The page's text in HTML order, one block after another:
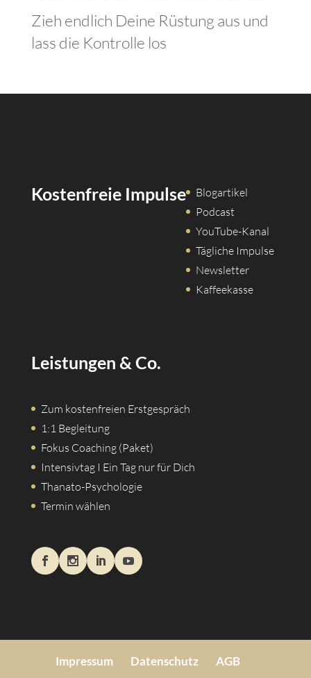
Zieh endlich Deine Rüstung aus und
lass die Kontrolle los
Kostenfreie Impulse
Blogartikel
Podcast
YouTube-Kanal
Tägliche Impulse
Newsletter
Kaffeekasse
Leistungen & Co.
Zum kostenfreien Erstgespräch
1:1 Begleitung
Fokus Coaching (Paket)
Intensivtag I Ein Tag nur für Dich
Thanato-Psychologie
Termin wählen
Impressum Datenschutz
AGB